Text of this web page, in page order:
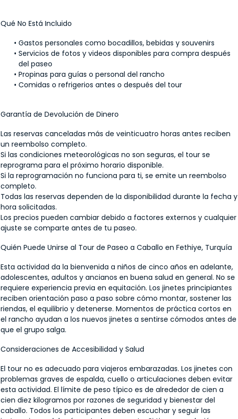
Qué No Está Incluido
Gastos personales como bocadillos, bebidas y souvenirs
Servicios de fotos y videos disponibles para compra después
del paseo
Propinas para guías o personal del rancho
Comidas o refrigerios antes o después del tour
Garantía de Devolución de Dinero
Las reservas canceladas más de veinticuatro horas antes reciben
un reembolso completo.
Si las condiciones meteorológicas no son seguras, el tour se
reprograma para el próximo horario disponible.
Si la reprogramación no funciona para ti, se emite un reembolso
completo.
Todas las reservas dependen de la disponibilidad durante la fecha y
hora solicitadas.
Los precios pueden cambiar debido a factores externos y cualquier
ajuste se comparte antes de tu paseo.
Quién Puede Unirse al Tour de Paseo a Caballo en Fethiye, Turquía
Esta actividad da la bienvenida a niños de cinco años en adelante,
adolescentes, adultos y ancianos en buena salud en general. No se
requiere experiencia previa en equitación. Los jinetes principiantes
reciben orientación paso a paso sobre cómo montar, sostener las
riendas, el equilibrio y detenerse. Momentos de práctica cortos en
el rancho ayudan a los nuevos jinetes a sentirse cómodos antes de
que el grupo salga.
Consideraciones de Accesibilidad y Salud
El tour no es adecuado para viajeros embarazadas. Los jinetes con
problemas graves de espalda, cuello o articulaciones deben evitar
esta actividad. El límite de peso típico es de alrededor de cien a
cien diez kilogramos por razones de seguridad y bienestar del
caballo. Todos los participantes deben escuchar y seguir las